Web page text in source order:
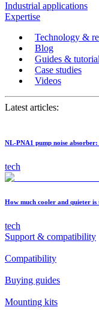
Industrial applications
Expertise
Technology &
Blog
Guides &
Case studies
Videos
Latest articles:
NL-PNA1 pump noise
tech
How much cooler and quieter
tech
Support & compatibility
Compatibility
Buying guides
Mounting kits